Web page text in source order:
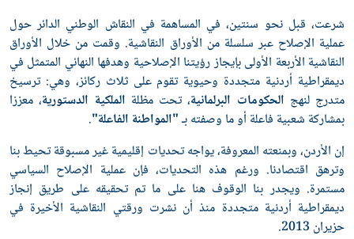
شرعت، قبل نحو سنتين، في المساهمة في النقاش الوطني الدائر حول
عملية الإصلاح عبر سلسلة من الأوراق النقاشية. وقمت من خلال الأوراق
النقاشية الأربعة الأولى بإيجاز رؤيتنا الإصلاحية وهدفها النهائي المتمثل في
ديمقراطية أردنية متجددة وحيوية تقوم على ثلاث ركائز، وهي: ترسيخ
متدرج لنهج الحكومات البرلمانية، تحت مظلة الملكية الدستورية، معززا
بمشاركة شعبية فاعلة أو ما وصفته بـ"المواطنة الفاعلة".
إن الأردن، وبمنعته المعروفة، يواجه تحديات إقليمية غير مسبوقة تحيط بنا
وترهق اقتصادنا. ورغم هذه التحديات، فإن عملية الإصلاح السياسي
مستمرة. ويجدر بنا الوقوف هنا على ما تم تحقيقه على طريق إنجاز
ديمقراطية أردنية متجددة منذ أن نشرت ورقتي النقاشية الأخيرة في
حزيران 2013.